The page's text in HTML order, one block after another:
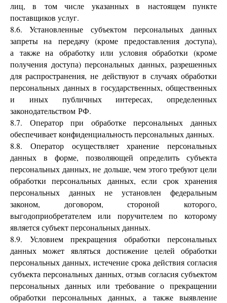
лиц, в том числе указанных в настоящем пункте
поставщиков услуг.
8.6. Установленные субъектом персональных данных
запреты на передачу (кроме предоставления доступа),
а также на обработку или условия обработки (кроме
получения доступа) персональных данных, разрешенных
для распространения, не действуют в случаях обработки
персональных данных в государственных, общественных
и иных публичных интересах, определенных
законодательством РФ.
8.7. Оператор при обработке персональных данных
обеспечивает конфиденциальность персональных данных.
8.8. Оператор осуществляет хранение персональных
данных в форме, позволяющей определить субъекта
персональных данных, не дольше, чем этого требуют цели
обработки персональных данных, если срок хранения
персональных данных не установлен федеральным
законом, договором, стороной которого,
выгодоприобретателем или поручителем по которому
является субъект персональных данных.
8.9. Условием прекращения обработки персональных
данных может являться достижение целей обработки
персональных данных, истечение срока действия согласия
субъекта персональных данных, отзыв согласия субъектом
персональных данных или требование о прекращении
обработки персональных данных, а также выявление